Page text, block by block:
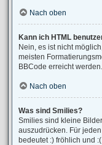
Nach oben
Kann ich HTML
Nein, es ist nicht
meisten
BBCode erreicht werden.
Nach oben
Was sind Smilies?
Smilies sind kleine
auszudrücken. Für
bedeutet :) fröhlich und